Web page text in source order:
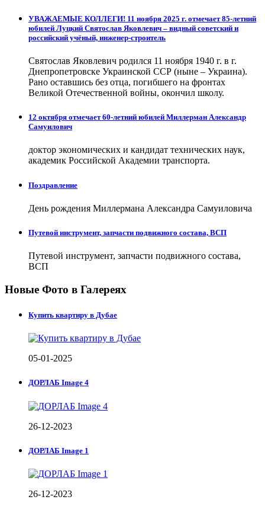
УВАЖАЕМЫЕ КОЛЛЕГИ! 11 ноября 2025 г. отмечает 85-летний
юбилей Луцкий Святослав Яковлевич – видный советский и
российский учёный, инженер-строитель
Святослав Яковлевич родился 11 ноября 1940 г. в г.
Днепропетровске Украинской ССР (ныне – Украина).
Рано оставшись без отца, погибшего на фронтах
Великой Отечественной войны, окончил школу.
12 октября отмечает 60-летний юбилей Миллерман Александр
Самуилович
доктор экономических и кандидат технических наук,
академик Российской Академии транспорта.
Поздравление
День рождения Миллермана Александра Самуиловича
Путевой инструмент, запчасти подвижного состава, ВСП
Путевой инструмент, запчасти подвижного состава,
ВСП
Новые Фото в Галереях
Купить квартиру в Дубае
05-01-2025
ДОРЛАБ Image 4
26-12-2023
ДОРЛАБ Image 1
26-12-2023